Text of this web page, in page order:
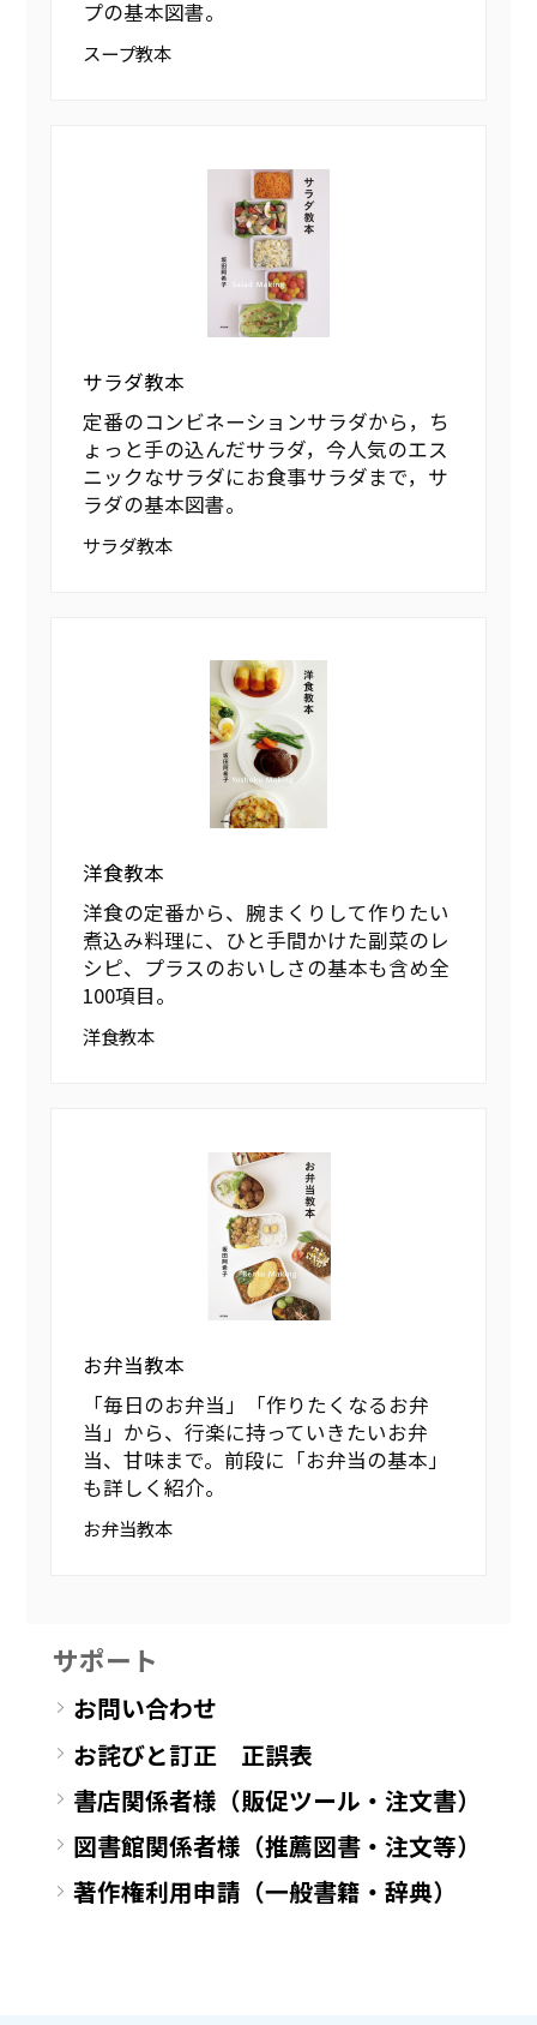
プの基本図書。
スープ教本
サラダ教本
定番のコンビネーションサラダから，ち
ょっと手の込んだサラダ，今人気のエス
ニックなサラダにお食事サラダまで，サ
ラダの基本図書。
サラダ教本
洋食教本
洋食の定番から、腕まくりして作りたい
煮込み料理に、ひと手間かけた副菜のレ
シピ、プラスのおいしさの基本も含め全
100項目。
洋食教本
お弁当教本
「毎日のお弁当」「作りたくなるお弁
当」から、行楽に持っていきたいお弁
当、甘味まで。前段に「お弁当の基本」
も詳しく紹介。
お弁当教本
サポート
お問い合わせ
お詫びと訂正 正誤表
書店関係者様（販促ツール・注文書）
図書館関係者様（推薦図書・注文等）
著作権利用申請（一般書籍・辞典）